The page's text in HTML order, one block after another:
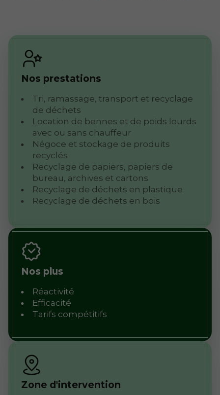
Nos prestations
Tri, ramassage, transport et recyclage
de déchets
Location de bennes et de poids lourds
avec ou sans chauffeur
Négoce et stockage de produits
recyclés
Recyclage de papiers, papiers de
bureau, archives et cartons
Recyclage de déchets en plastique
Recyclage de déchets en bois
Nos plus
Réactivité
Efficacité
Tarifs compétitifs
Zone d'intervention